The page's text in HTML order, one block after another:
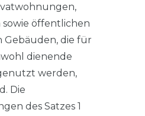
öffentlichen
Gebäuden, die für
dienende
werden,
Die
des Satzes 1